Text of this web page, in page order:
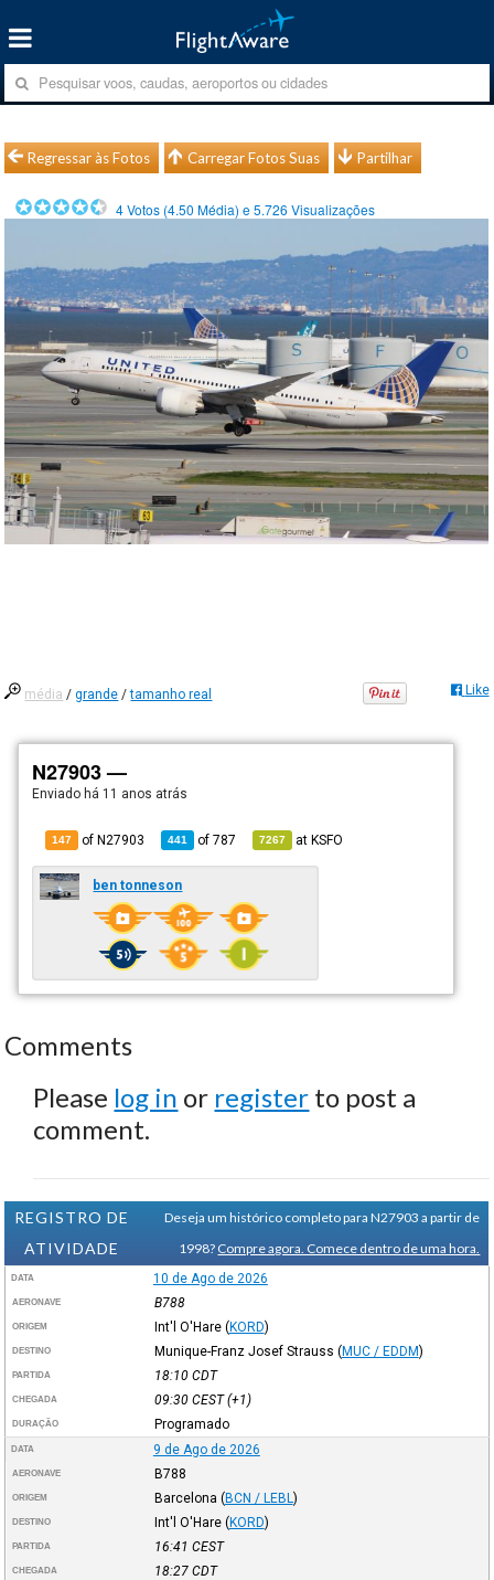
Regressar às Fotos Carregar Fotos Suas Partilhar
4Votos (4.50 Média) e5.726 Visualizações
média /grande /tamanho real Like
N27903 —
Enviado há 11 anos atrás
147 of N27903 441 of787 7267 atKSFO
ben tonneson
Comments
Please log in or register to post a
comment.
REGISTRO DE
ATIVIDADE
Deseja um histórico completo para N27903 a partir de
1998? Compre agora. Comece dentro de uma hora.
DATA 10 de Ago de 2026
AERONAVE B788
ORIGEM Int'l O'Hare (KORD)
DESTINO Munique-Franz Josef Strauss (MUC / EDDM)
PARTIDA 18:10 CDT
CHEGADA 09:30 CEST(+1)
DURAÇÃO Programado
DATA 9 de Ago de 2026
AERONAVE B788
ORIGEM Barcelona (BCN / LEBL )
DESTINO Int'l O'Hare (KORD)
PARTIDA 16:41 CEST
CHEGADA 18:27 CDT